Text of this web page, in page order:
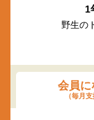
1
野生の
会員に
（毎月支